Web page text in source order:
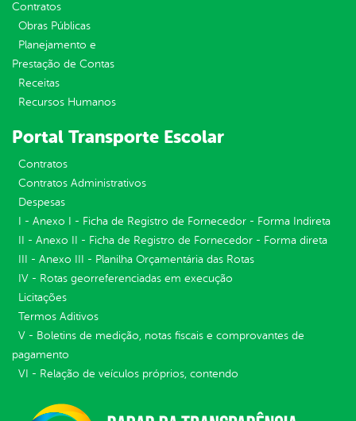
Contratos
Obras Públicas
Planejamento e
Prestação de Contas
Receitas
Recursos Humanos
Portal Transporte Escolar
Contratos
Contratos Administrativos
Despesas
I - Anexo I - Ficha de Registro de Fornecedor - Forma Indireta
II - Anexo II - Ficha de Registro de Fornecedor - Forma direta
III - Anexo III - Planilha Orçamentária das Rotas
IV - Rotas georreferenciadas em execução
Licitações
Termos Aditivos
V - Boletins de medição, notas fiscais e comprovantes de
pagamento
VI - Relação de veículos próprios, contendo